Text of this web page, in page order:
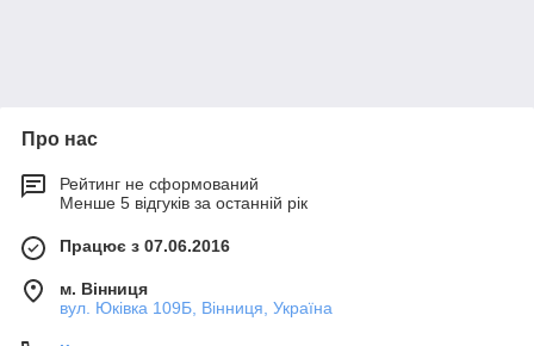
Про нас
Рейтинг не сформований
Менше 5 відгуків за останній рік
Працює з 07.06.2016
м. Вінниця
вул. Юківка 109Б, Вінниця, Україна